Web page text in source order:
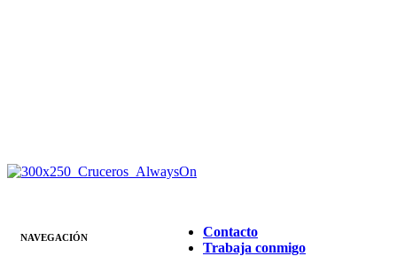
NAVEGACIÓN
Contacto
Trabaja conmigo